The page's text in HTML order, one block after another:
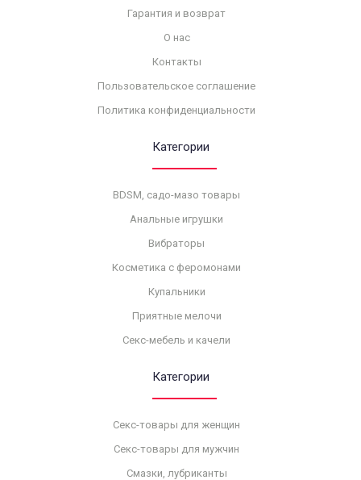
Гарантия и возврат
О нас
Контакты
Пользовательское соглашение
Политика конфиденциальности
Категории
BDSM, садо-мазо товары
Анальные игрушки
Вибраторы
Косметика с феромонами
Купальники
Приятные мелочи
Секс-мебель и качели
Категории
Секс-товары для женщин
Секс-товары для мужчин
Смазки, лубриканты